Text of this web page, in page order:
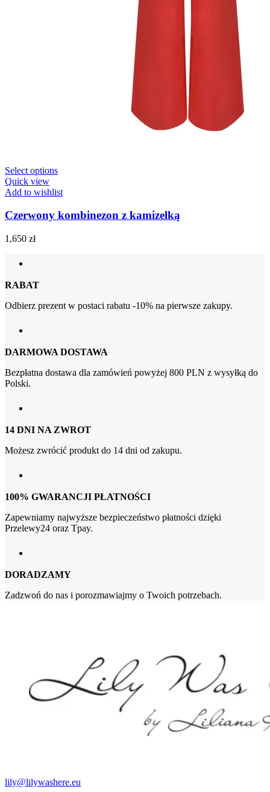
Select options
Quick view
Add to wishlist
Czerwony kombinezon z kamizelką
1,650 zł
RABAT
Odbierz prezent w postaci rabatu -10% na pierwsze zakupy.
DARMOWA DOSTAWA
Bezpłatna dostawa dla zamówień powyżej 800 PLN z wysyłką do
Polski.
14 DNI NA ZWROT
Możesz zwrócić produkt do 14 dni od zakupu.
100% GWARANCJI PŁATNOŚCI
Zapewniamy najwyższe bezpieczeństwo płatności dzięki
Przelewy24 oraz Tpay.
DORADZAMY
Zadzwoń do nas i porozmawiajmy o Twoich potrzebach.
lily@lilywashere.eu